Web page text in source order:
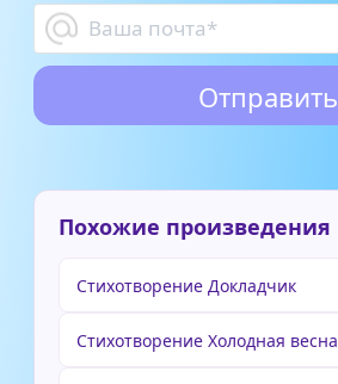
Похожие произведения
Стихотворение Докладчик
Стихотворение Холодная весна